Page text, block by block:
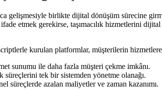
gelişmesiyle birlikte dijital dönüşüm sürecine
etmek gerekirse, taşımacılık hizmetlerini
kurulan platformlar, müşterilerin hizmetlere
sunumu ile daha fazla müşteri çekme imkânı.
süreçlerini tek bir sistemden yönetme olanağı.
süreçlerde azalan maliyetler ve zaman kazanımı.